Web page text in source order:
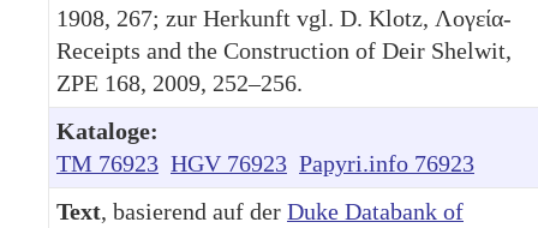
1908, 267; zur Herkunft vgl. D. Klotz, Λογεία-
Receipts and the Construction of Deir Shelwit,
ZPE 168, 2009, 252–256.
Kataloge:
TM 76923 HGV 76923 Papyri.info 76923
Text, basierend auf der Duke Databank of